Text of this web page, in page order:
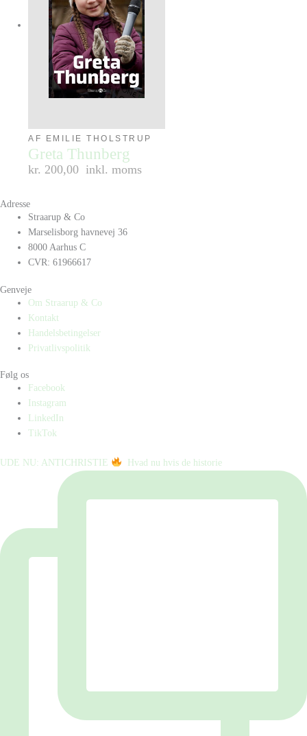
AF EMILIE THOLSTRUP
Greta Thunberg
kr. 200,00 inkl. moms
Adresse
Straarup & Co
Marselisborg havnevej 36
8000 Aarhus C
CVR: 61966617
Genveje
Om Straarup & Co
Kontakt
Handelsbetingelser
Privatlivspolitik
Følg os
Facebook
Instagram
LinkedIn
TikTok
UDE NU: ANTICHRISTIE ⁠ ⁠ Hvad nu hvis de historie